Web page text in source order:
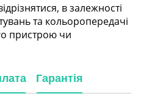
в залежності
та кольоропередачі
пристрою чи
Гарантія